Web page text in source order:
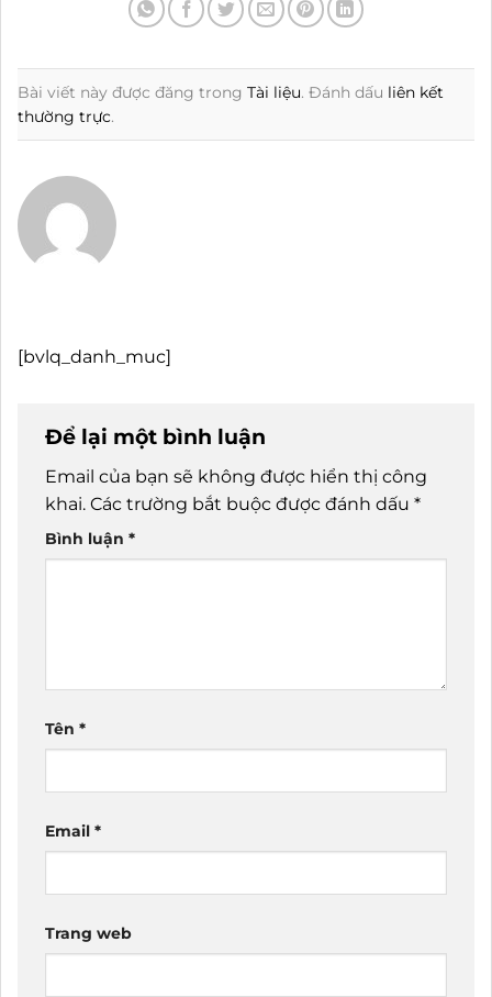
Bài viết này được đăng trong Tài liệu. Đánh dấu liên kết
thường trực.
[bvlq_danh_muc]
Để lại một bình luận
Email của bạn sẽ không được hiển thị công
khai. Các trường bắt buộc được đánh dấu *
Bình luận *
Tên *
Email *
Trang web